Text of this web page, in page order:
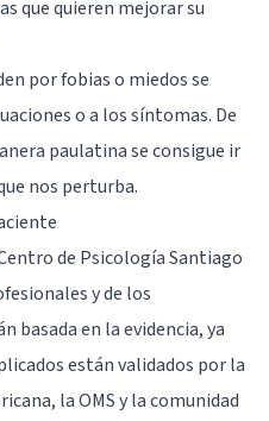
que quieren mejorar su
por fobias o miedos se
o a los síntomas. De
paulatina se consigue ir
nos perturba.
de Psicología Santiago
y de los
basada en la evidencia, ya
están validados por la
la OMS y la comunidad